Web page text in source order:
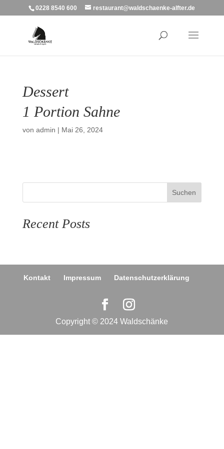
0228 8540 600 restaurant@waldschaenke-alfter.de
Dessert
1 Portion Sahne
von admin | Mai 26, 2024
Suchen
Recent Posts
Kontakt Impressum Datenschutzerklärung
Copyright © 2024 Waldschänke